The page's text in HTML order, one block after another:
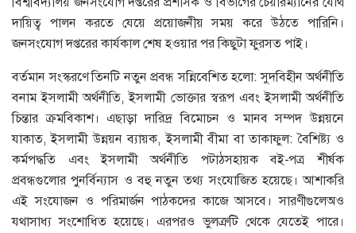
দায়িত্ব পালন করতে যেয়ে প্রয়োজনীয় সময় করে উঠতে পারিনি।
জনসংযোগ দপ্তরের কার্যকাল শেষ হওয়ার পর কিছুটা ফুরসত পাই।
বর্তমান সংস্করণে তিনটি নতুন প্রবন্ধ সন্নিবেশিত হলো: সুদবিহীন অর্থনীতি
বনাম ইসলামী অর্থনীতি, ইসলামী ভোক্তার স্বরূপ এবং ইসলামী অর্থনীতি
চিন্তার ক্রমবিকাশ। এছাড়া দারিদ্র বিমোচন ও মানব সম্পদ উন্নয়নে
যাকাত, ইসলামী উন্নয়ন ব্যায়ক, ইসলামী বীমা বা তাকাফুল: বৈশিষ্ট্য ও
কর্মপদ্ধতি এবং ইসলামী অর্থনীতি পটাঠসহায়ক বই-পত্র শীর্ষক
প্রবন্ধগুলোর পুনর্বিন্যাস ও বহু নতুন তথ্য সংযোজিত হয়েছে। আশাকরি
এই সংযোজন ও পরিমার্জন পাঠকদের কাজে আসবে। সারণীগুলেঅও
যথাসাধ্য সংশোধিত হয়েছে। এরপরও ভুলত্রুটি থেকে যেতেই পারে।